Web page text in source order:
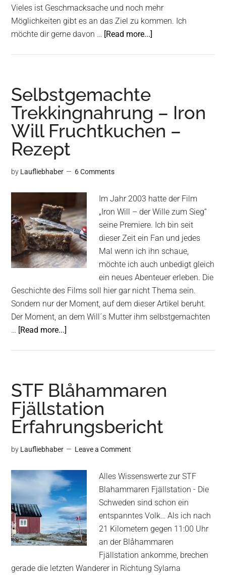
Vieles ist Geschmacksache und noch mehr
Möglichkeiten gibt es an das Ziel zu kommen. Ich
möchte dir gerne davon … [Read more...]
und
berechnen
Selbstgemachte
Trekkingnahrung – Iron
Will Fruchtkuchen –
Rezept
by Laufliebhaber 6 Comments
Im Jahr 2003 hatte der Film
„Iron Will – der Wille zum Sieg“
seine Premiere. Ich bin seit
dieser Zeit ein Fan und jedes
Mal wenn ich ihn schaue,
möchte ich auch unbedigt gleich
ein neues Abenteuer erleben. Die
Geschichte des Films soll hier gar nicht Thema sein.
Sondern nur der Moment, auf dem dieser Artikel beruht.
Der Moment, an dem Will´s Mutter ihm selbstgemachten
… [Read more...]
Iron
Will
Fruchtkuchen
–
Rezept
STF Blåhammaren
Fjällstation
Erfahrungsbericht
by Laufliebhaber Leave a Comment
Alles Wissenswerte zur STF
Blahammaren Fjällstation - Die
Schweden sind schon ein
entspanntes Volk… Als ich nach
21 Kilometern gegen 11:00 Uhr
an der Blåhammaren
Fjällstation ankomme, brechen
gerade die letzten Wanderer in Richtung Sylarna